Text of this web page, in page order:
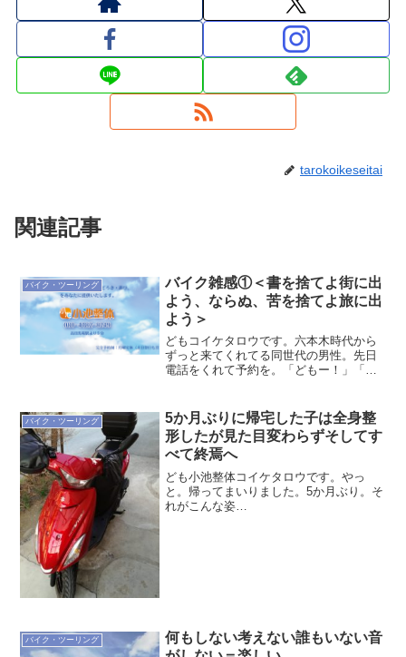
tarokoikeseitai
関連記事
バイク・ツーリング
バイク雑感①＜書を捨てよ街に出
よう、ならぬ、苦を捨てよ旅に出
よう＞
どもコイケタロウです。六本木時代から
ずっと来てくれてる同世代の男性。先日
電話をくれて予約を。「どもー！」「イ
ね・・・こないだ50ccの原付で1000ｋｍ
走ったら体中ゴリ...
バイク・ツーリング
5か月ぶりに帰宅した子は全身整
形したが見た目変わらずそしてす
べて終焉へ
ども小池整体コイケタロウです。やっ
と。帰ってまいりました。5か月ぶり。そ
れがこんな姿
バイク・ツーリング
何もしない考えない誰もいない音